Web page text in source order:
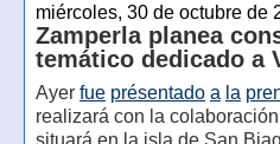
miércoles, 30 de octubre de
Zamperla planea
temático dedicado a
Ayer fue présentado a la
realizará con la
situará en la isla de San